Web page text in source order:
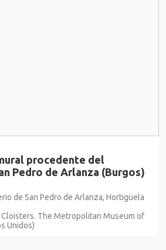
procedente del
Pedro de Arlanza (Burgos)
de San Pedro de Arlanza, Hortigüela
Cloisters. The Metropolitan Museum of
Unidos)